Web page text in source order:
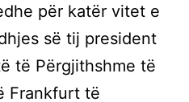
për katër vitet e
së tij president
të Përgjithshme të
Frankfurt të